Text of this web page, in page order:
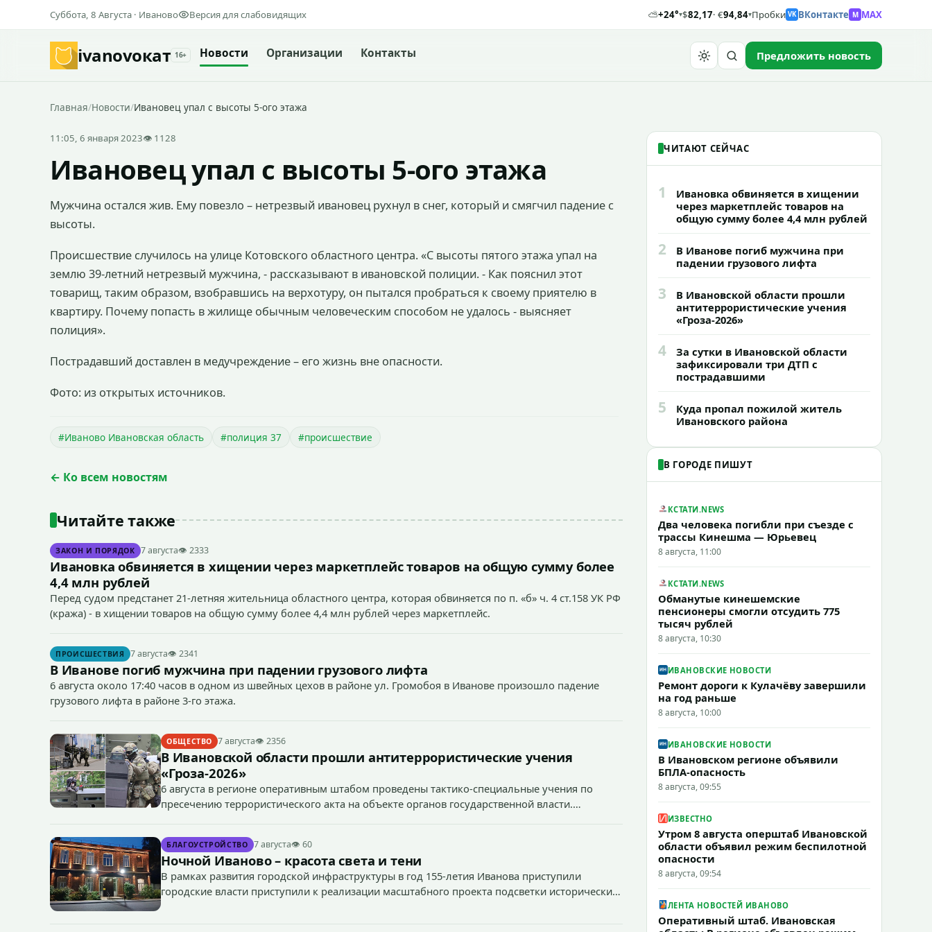
Суббота, 8 Августа · Иваново Версия для слабовидящих ⛅+24°▾$82,17· €94,84▾Пробки VK ВКонтакте M MAX
ivanovoкат 16+ Новости Организации Контакты Предложить новость
Главная/Новости/Ивановец упал с высоты 5-ого этажа
11:05, 6 января 2023👁 1128
Ивановец упал с высоты 5-ого этажа
Мужчина остался жив. Ему повезло – нетрезвый ивановец рухнул в снег, который и смягчил падение с
высоты.
Происшествие случилось на улице Котовского областного центра. «С высоты пятого этажа упал на
землю 39-летний нетрезвый мужчина, - рассказывают в ивановской полиции. - Как пояснил этот
товарищ, таким образом, взобравшись на верхотуру, он пытался пробраться к своему приятелю в
квартиру. Почему попасть в жилище обычным человеческим способом не удалось - выясняет
полиция».
Пострадавший доставлен в медучреждение – его жизнь вне опасности.
Фото: из открытых источников.
#Иваново Ивановская область #полиция 37 #происшествие
← Ко всем новостям
Читайте также
ЗАКОН И ПОРЯДОК 7 августа👁 2333
Ивановка обвиняется в хищении через маркетплейс товаров на общую сумму более
4,4 млн рублей
Перед судом предстанет 21-летняя жительница областного центра, которая обвиняется по п. «б» ч. 4 ст.158 УК РФ
(кража) - в хищении товаров на общую сумму более 4,4 млн рублей через маркетплейс.
ПРОИСШЕСТВИЯ 7 августа👁 2341
В Иванове погиб мужчина при падении грузового лифта
6 августа около 17:40 часов в одном из швейных цехов в районе ул. Громобоя в Иванове произошло падение
грузового лифта в районе 3-го этажа.
ОБЩЕСТВО 7 августа👁 2356
В Ивановской области прошли антитеррористические учения
«Гроза-2026»
6 августа в регионе оперативным штабом проведены тактико-специальные учения по
пресечению террористического акта на объекте органов государственной власти.
БЛАГОУСТРОЙСТВО 7 августа👁 60
Ночной Иваново – красота света и тени
В рамках развития городской инфраструктуры в год 155-летия Иванова приступили
городские власти приступили к реализации масштабного проекта подсветки исторических
ЧИТАЮТ СЕЙЧАС
1
Ивановка обвиняется в хищении
через маркетплейс товаров на
общую сумму более 4,4 млн рублей
2
В Иванове погиб мужчина при
падении грузового лифта
3
В Ивановской области прошли
антитеррористические учения
«Гроза-2026»
4
За сутки в Ивановской области
зафиксировали три ДТП с
пострадавшими
5
Куда пропал пожилой житель
Ивановского района
В ГОРОДЕ ПИШУТ
КСТАТИ.NEWS
Два человека погибли при съезде с
трассы Кинешма — Юрьевец
8 августа, 11:00
КСТАТИ.NEWS
Обманутые кинешемские
пенсионеры смогли отсудить 775
тысяч рублей
8 августа, 10:30
ИВАНОВСКИЕ НОВОСТИ
Ремонт дороги к Кулачёву завершили
на год раньше
8 августа, 10:00
ИВАНОВСКИЕ НОВОСТИ
В Ивановском регионе объявили
БПЛА-опасность
8 августа, 09:55
ИЗВЕСТНО
Утром 8 августа оперштаб Ивановской
области объявил режим беспилотной
опасности
8 августа, 09:54
ЛЕНТА НОВОСТЕЙ ИВАНОВО
Оперативный штаб. Ивановская